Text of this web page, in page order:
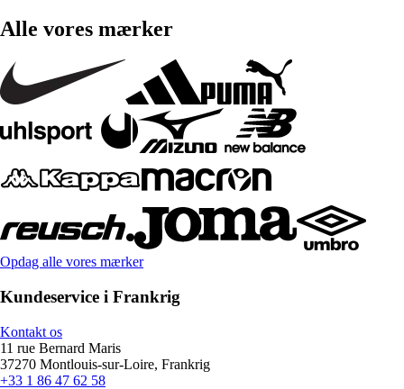
Alle vores mærker
Opdag alle vores mærker
Kundeservice i Frankrig
Kontakt os
11 rue Bernard Maris
37270 Montlouis-sur-Loire, Frankrig
+33 1 86 47 62 58